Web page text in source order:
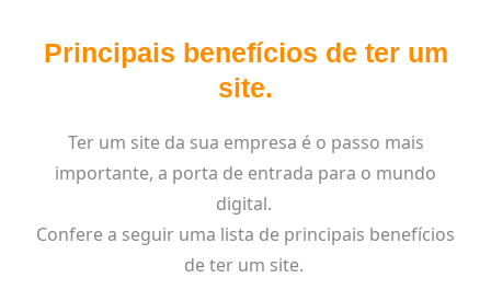
Principais benefícios de ter um
site.
Ter um site da sua empresa é o passo mais
importante, a porta de entrada para o mundo
digital.
Confere a seguir uma lista de principais benefícios
de ter um site.